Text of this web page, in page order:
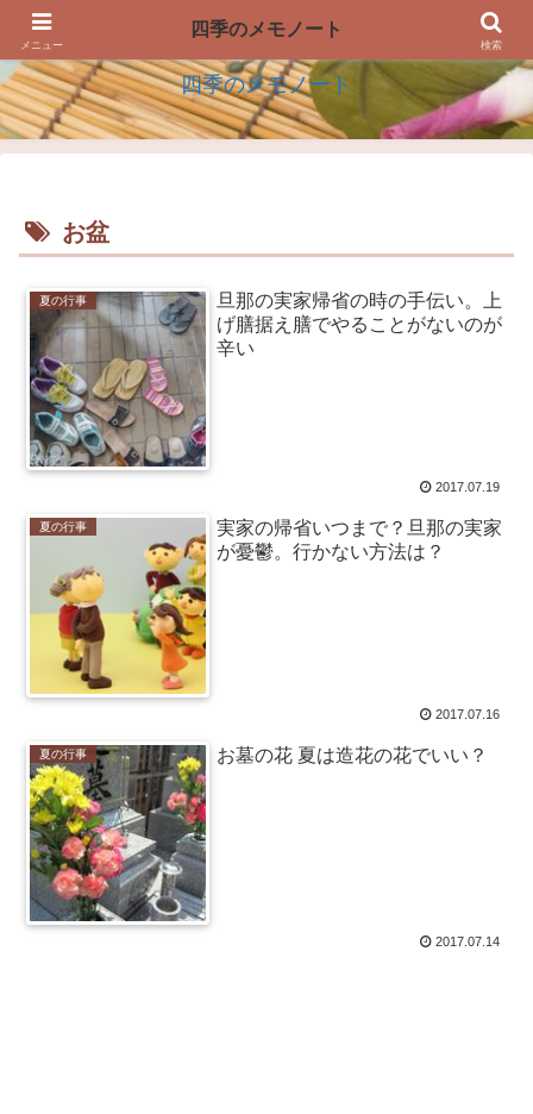
四季の生活を楽しむアイデアのメモノート
四季のメモノート
お盆
夏の行事
旦那の実家帰省の時の手伝い。上
げ膳据え膳でやることがないのが
辛い
2017.07.19
夏の行事
実家の帰省いつまで？旦那の実家
が憂鬱。行かない方法は？
2017.07.16
夏の行事 お墓の花 夏は造花の花でいい？
2017.07.14
メニュー
四季のメモノート
検索